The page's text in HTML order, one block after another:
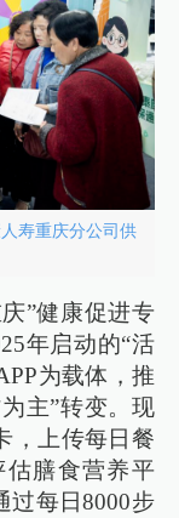
寿重庆分公司供
”健康促进专
年启动的“活
为载体，推
主”转变。现
，上传每日餐
膳食营养平
过每日8000步